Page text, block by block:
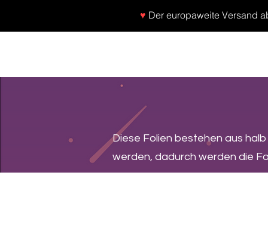
♥ Der europaweite Versand
Diese Folien bestehen aus
werden, dadurch werden die